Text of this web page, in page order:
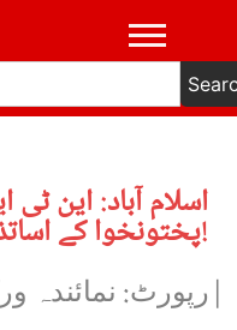
اسلام آباد: این
پختونخوا کے اساتذہ کا مستقلی کے لئے احتجاج!
|رپورٹ: نمائندہ